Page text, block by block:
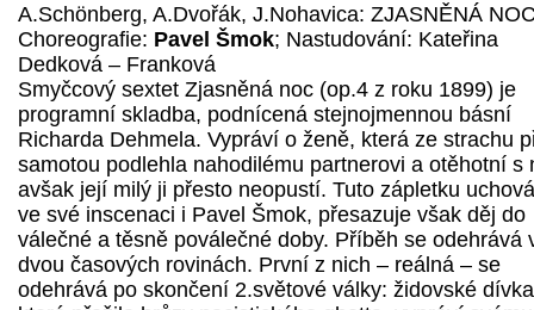
A.Schönberg, A.Dvořák, J.Nohavica: ZJASNĚNÁ
Choreografie: Pavel Šmok; Nastudování: Kateřina
Dedková – Franková
Smyčcový sextet Zjasněná noc (op.4 z roku 1899) je
programní skladba, podnícená stejnojmennou básní
Richarda Dehmela. Vypráví o ženě, která ze strachu
samotou podlehla nahodilému partnerovi a otěhotní s
avšak její milý ji přesto neopustí. Tuto zápletku
ve své inscenaci i Pavel Šmok, přesazuje však děj do
válečné a těsně poválečné doby. Příběh se odehrává
dvou časových rovinách. První z nich – reálná – se
odehrává po skončení 2.světové války: židovské